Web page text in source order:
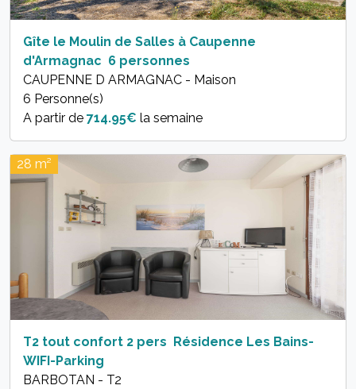
Gîte le Moulin de Salles à Caupenne
d'Armagnac  6 personnes
CAUPENNE D ARMAGNAC - Maison
6 Personne(s)
A partir de 714.95€ la semaine
28 m²
T2 tout confort 2 pers  Résidence Les Bains-
WIFI-Parking
BARBOTAN - T2